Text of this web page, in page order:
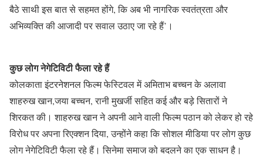
बैठे साथी इस बात से सहमत होंगे, कि अब भी नागरिक स्वतंत्रता और
अभिव्यक्ति की आजादी पर सवाल उठाए जा रहे हैं’।
कुछ लोग नेगेटिविटी फैला रहे हैं
कोलकाता इंटरनेशनल फिल्म फेस्टिवल में अमिताभ बच्चन के अलावा
शाहरुख खान,जया बच्चन, रानी मुखर्जी सहित कई और बड़े सितारों ने
शिरकत की। शाहरुख खान ने अपनी आने वाली फिल्म पठान को लेकर हो रहे
विरोध पर अपना रिएक्शन दिया, उन्होंने कहा कि सोशल मीडिया पर लोग कुछ
लोग नेगेटिविटी फैला रहे हैं। सिनेमा समाज को बदलने का एक साधन है।